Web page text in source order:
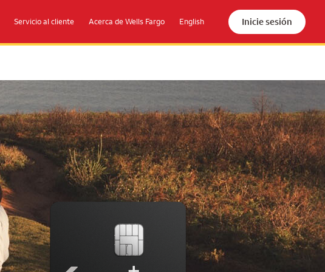
Servicio al cliente Acerca de Wells Fargo English Inicie sesión